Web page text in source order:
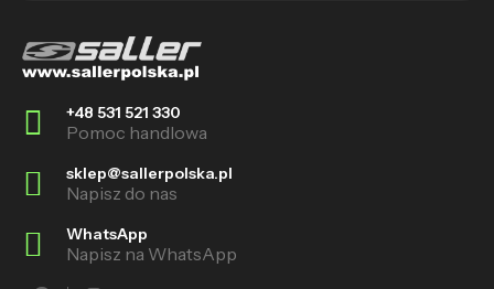
+48 531 521 330
Pomoc handlowa
sklep@sallerpolska.pl
Napisz do nas
WhatsApp
Napisz na WhatsApp